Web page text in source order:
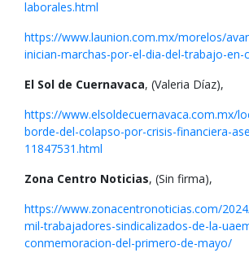
laborales.html
https://www.launion.com.mx/morelos/
inician-marchas-por-el-dia-del-trabajo-en-
El Sol de Cuernavaca, (Valeria Díaz),
https://www.elsoldecuernavaca.com.mx/
borde-del-colapso-por-crisis-financiera-
11847531.html
Zona Centro Noticias, (Sin firma),
https://www.zonacentronoticias.com/
mil-trabajadores-sindicalizados-de-la-
conmemoracion-del-primero-de-mayo/